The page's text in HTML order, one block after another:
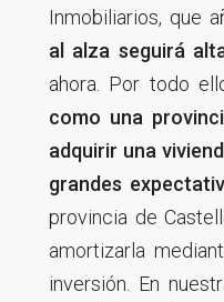
Inmobiliarios, que
al alza seguirá
ahora. Por todo
como una
adquirir una
grandes
provincia de
amortizarla
inversión. En